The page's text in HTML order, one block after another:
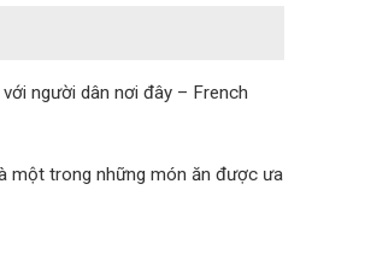
người dân nơi đây – French
một trong những món ăn được ưa